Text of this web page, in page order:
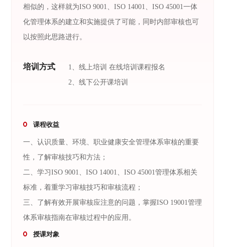
相似的，这样就为ISO 9001、ISO 14001、ISO 45001一体
化管理体系的建立和实施提供了可能，同时内部审核也可
以按照此思路进行。
培训方式
1、线上培训 在线培训课程报名
2、线下公开课培训
课程收益
一、认识质量、环境、职业健康安全管理体系审核的重要
性，了解审核技巧和方法；
二、学习ISO 9001、ISO 14001、ISO 45001管理体系相关
标准，着重学习审核技巧和审核流程；
三、了解有效开展审核应注意的问题，掌握ISO 19001管理
体系审核指南在审核过程中的应用。
授课对象